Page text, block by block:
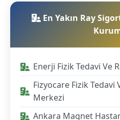
En Yakın Ray
Enerji Fizik Tedavi Ve
Fizyocare Fizik Tedavi
Merkezi
Ankara Magnet